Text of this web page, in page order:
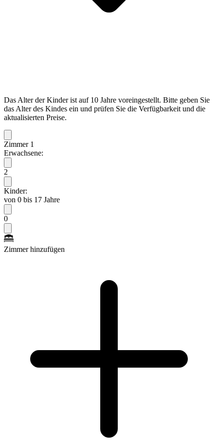
Das Alter der Kinder ist auf 10 Jahre voreingestellt. Bitte geben Sie
das Alter des Kindes ein und prüfen Sie die Verfügbarkeit und die
aktualisierten Preise.
Zimmer 1
Erwachsene:
2
Kinder:
von 0 bis 17 Jahre
0
Zimmer hinzufügen